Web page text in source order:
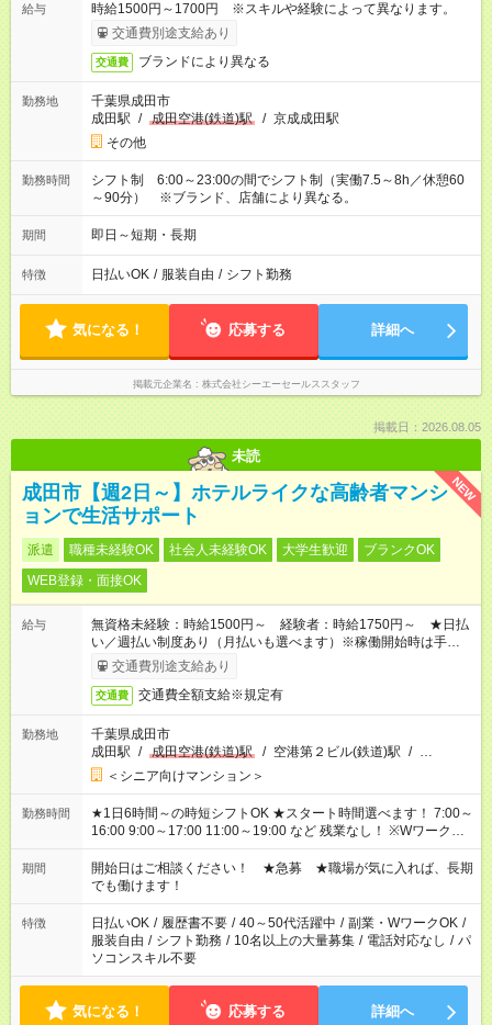
給与
時給1500円～1700円 ※スキルや経験によって異なります。
交通費別途支給あり
交通費 ブランドにより異なる
勤務地
千葉県成田市
成田駅 / 成田空港(鉄道)駅 / 京成成田駅
その他
勤務時間
シフト制 6:00～23:00の間でシフト制（実働7.5～8h／休憩60
～90分） ※ブランド、店舗により異なる。
期間 即日～短期・長期
特徴 日払いOK / 服装自由 / シフト勤務
気になる！ 応募する 詳細へ
掲載元企業名 株式会社シーエーセールススタッフ
掲載日：2026.08.05
未読
NEW
成田市【週2日～】ホテルライクな高齢者マンシ
ョンで生活サポート
派遣 職種未経験OK 社会人未経験OK 大学生歓迎
ブランクOK
WEB登録・面接OK
給与
無資格未経験：時給1500円～ 経験者：時給1750円～ ★日払
い／週払い制度あり（月払いも選べます）※稼働開始時は手続き
完了次第のお支払いとなります。
交通費別途支給あり
交通費 交通費全額支給※規定有
勤務地
千葉県成田市
成田駅 / 成田空港(鉄道)駅 / 空港第２ビル(鉄道)駅 / …
＜シニア向けマンション＞
勤務時間
★1日6時間～の時短シフトOK ★スタート時間選べます！ 7:00～
16:00 9:00～17:00 11:00～19:00 など 残業なし！ ※Wワークの
場合、他のお仕事と合わせ週40時間超の就業はご案内できませ
ん ※法令に基づき、週20時間以上勤務は社会保険への加入対象
となります ※労働者派遣法（日雇い派遣の原則禁止）により、
短時間・短期間の就業はご案内が難しい場合があります
期間
開始日はご相談ください！ ★急募 ★職場が気に入れば、長期
でも働けます！
特徴 日払いOK / 履歴書不要 / 40～50代活躍中 / 副業・WワークOK /
服装自由 / シフト勤務 / 10名以上の大量募集 / 電話対応なし / パ
ソコンスキル不要
気になる！ 応募する 詳細へ